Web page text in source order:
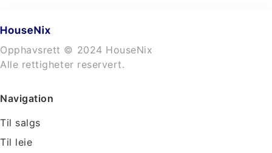
Opphavsrett © 2024 HouseNix
Alle rettigheter reservert.
Navigation
Til salgs
Til leie